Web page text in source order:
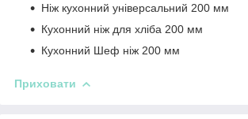
Ніж кухонний універсальний 200 мм
Кухонний ніж для хліба 200 мм
Кухонний Шеф ніж 200 мм
Приховати